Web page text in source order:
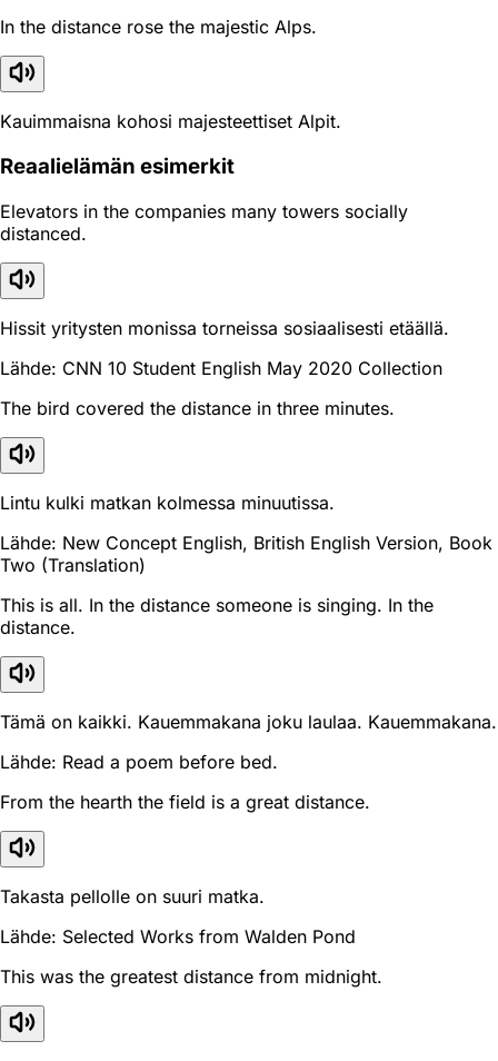
In the distance rose the majestic Alps.
Kauimmaisna kohosi majesteettiset Alpit.
Reaali­elämän esimerkit
Elevators in the companies many towers socially
distanced.
Hissit yritysten monissa torneissa sosiaalisesti etäällä.
Lähde: CNN 10 Student English May 2020 Collection
The bird covered the distance in three minutes.
Lintu kulki matkan kolmessa minuutissa.
Lähde: New Concept English, British English Version, Book
Two (Translation)
This is all. In the distance someone is singing. In the
distance.
Tämä on kaikki. Kauemmakana joku laulaa. Kauemmakana.
Lähde: Read a poem before bed.
From the hearth the field is a great distance.
Takasta pellolle on suuri matka.
Lähde: Selected Works from Walden Pond
This was the greatest distance from midnight.